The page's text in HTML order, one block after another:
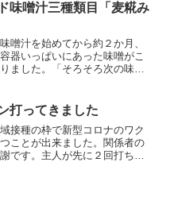
味噌汁三種類目「麦糀み
噌汁を始めてから約２か月、
器いっぱいにあった味噌がこ
ました。「そろそろ次の味噌
通なんでしょうか？コンソメ
中華スープ、おか...
打ってきました
接種の枠で新型コロナのワク
ことが出来ました。関係者の
です。主人が先に２回打ち終